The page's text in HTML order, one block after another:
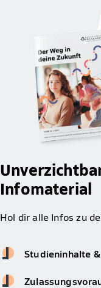
Infomaterial
Hol dir alle Infos zu
Studieninhalte